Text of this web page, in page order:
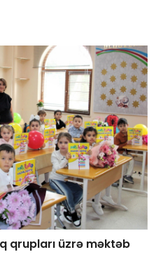
qrupları üzrə məktəb